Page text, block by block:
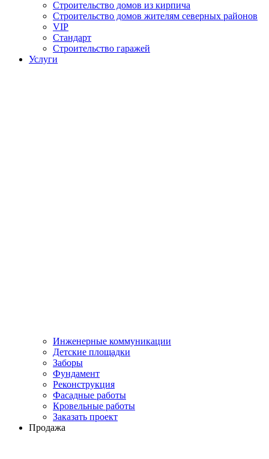
Строительство домов из кирпича
Строительство домов жителям северных районов
VIP
Стандарт
Строительство гаражей
Услуги
Инженерные коммуникации
Детские площадки
Заборы
Фундамент
Реконструкция
Фасадные работы
Кровельные работы
Заказать проект
Продажа